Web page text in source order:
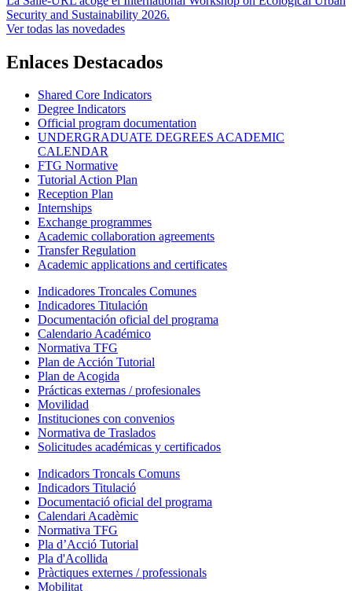
Security and Sustainability 2026.
Ver todas las novedades
Enlaces Destacados
Shared Core Indicators
Degree Indicators
Official program documentation
UNDERGRADUATE DEGREES ACADEMIC
CALENDAR
FTG Normative
Tutorial Action Plan
Reception Plan
Internships
Exchange programmes
Academic collaboration agreements
Transfer Regulation
Academic applications and certificates
Indicadores Troncales Comunes
Indicadores Titulación
Documentación oficial del programa
Calendario Académico
Normativa TFG
Plan de Acción Tutorial
Plan de Acogida
Prácticas externas / profesionales
Movilidad
Instituciones con convenios
Normativa de Traslados
Solicitudes académicas y certificados
Indicadors Troncals Comuns
Indicadors Titulació
Documentació oficial del programa
Calendari Acadèmic
Normativa TFG
Pla d’Acció Tutorial
Pla d'Acollida
Pràctiques externes / professionals
Mobilitat